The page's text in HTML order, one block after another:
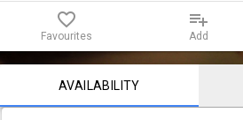
favorite_border
Favourites
playlist_add
Add
Notice content
AVAILABILITY